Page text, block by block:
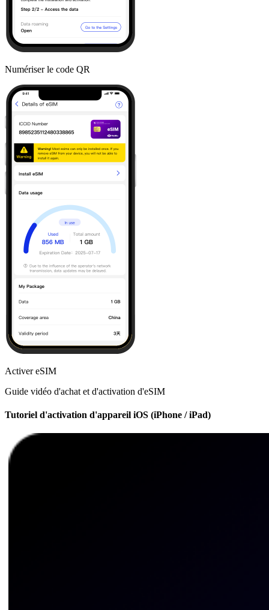
Numériser le code QR
Activer eSIM
Guide vidéo d'achat et d'activation d'eSIM
Tutoriel d'activation d'appareil iOS (iPhone / iPad)